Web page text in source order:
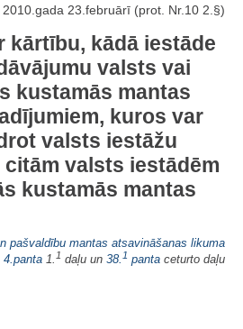
2010.gada 23.februārī (prot. Nr.10 2.§)
kārtību, kādā iestāde
valsts vai
kustamās mantas
kuros var
valsts iestāžu
valsts iestādēm
kustamās mantas
pašvaldību mantas atsavināšanas likuma
4.panta 1. 1 daļu un 38. 1 panta ceturto daļu